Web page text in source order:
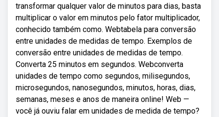
transformar qualquer valor de minutos para dias, basta
multiplicar o valor em minutos pelo fator multiplicador,
conhecido também como. Webtabela para conversão
entre unidades de medidas de tempo. Exemplos de
conversão entre unidades de medidas de tempo.
Converta 25 minutos em segundos. Webconverta
unidades de tempo como segundos, milisegundos,
microsegundos, nanosegundos, minutos, horas, dias,
semanas, meses e anos de maneira online! Web —
você já ouviu falar em unidades de medida de tempo?